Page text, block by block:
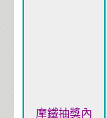
摩鐵抽獎內